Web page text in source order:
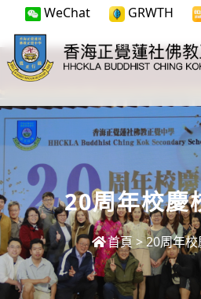
WeChat GRWTH
20周年校慶
首頁 >20周年